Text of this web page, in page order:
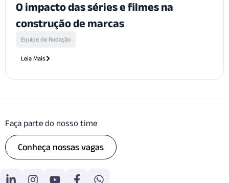
O impacto das séries e filmes na
construção de marcas
Equipe de Redação
Leia Mais
Faça parte do nosso time
Conheça nossas vagas